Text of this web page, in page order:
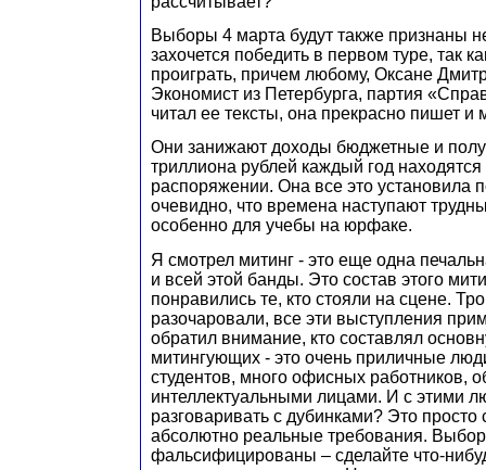
Выборы 4 марта будут также признаны
захочется победить в первом туре, так
проиграть, причем любому, Оксане
Экономист из Петербурга, партия
читал ее тексты, она прекрасно пишет и
Они занижают доходы бюджетные и
триллиона рублей каждый год
распоряжении. Она все это установила
очевидно, что времена наступают
особенно для учебы на юрфаке.
Я смотрел митинг - это еще одна
и всей этой банды. Это состав этого
понравились те, кто стояли на сцене.
разочаровали, все эти выступления
обратил внимание, кто составлял
митингующих - это очень приличные
студентов, много офисных работников,
интеллектуальными лицами. И с этими
разговаривать с дубинками? Это
абсолютно реальные требования.
фальсифицированы – сделайте что-